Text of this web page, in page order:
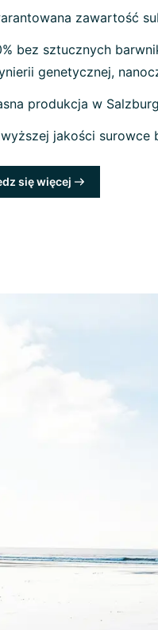
zawartość
bez sztucznych
genetycznej,
produkcja w
jakości
się więcej